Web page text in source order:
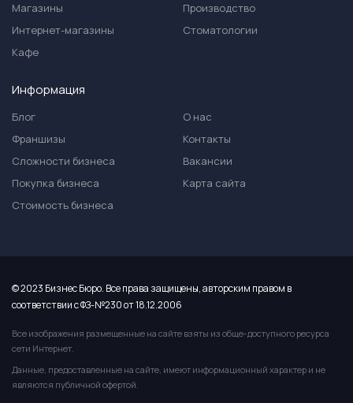
Магазины
Интернет-магазины
Кафе
Производство
Стоматологии
Информация
Блог
Франшизы
Сложности бизнеса
Покупка бизнеса
Стоимость бизнеса
О нас
Контакты
Вакансии
Карта сайта
© 2023 Бизнес Бюро. Все права защищены, авторским правом в
соответствии с ФЗ-№230 от 18.12.2006
Все изображения размещенные на сайте взяты из обще-доступного ресурса
сети Интернет.
Данные, предоставленные на сайте, имеют информационный характер и не
являются публичной офертой.